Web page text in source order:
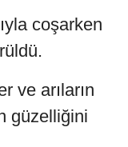
coşarken
ve arıların
güzelliğini